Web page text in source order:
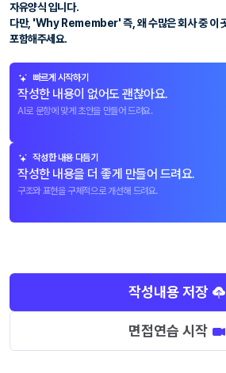
자유양식 입니다.
다만, 'Why Remember' 즉, 왜 수많은 회사 중 이
포함해주세요.
빠르게 시작하기
작성한 내용이 없어도 괜찮아요.
AI로 문항에 맞게 초안을 만들어 드려요.
작성한 내용 다듬기
작성한 내용을 더 좋게 만들어 드려요.
구조와 표현을 구체적으로 개선해 드려요.
작성내용 저장
면접연습 시작